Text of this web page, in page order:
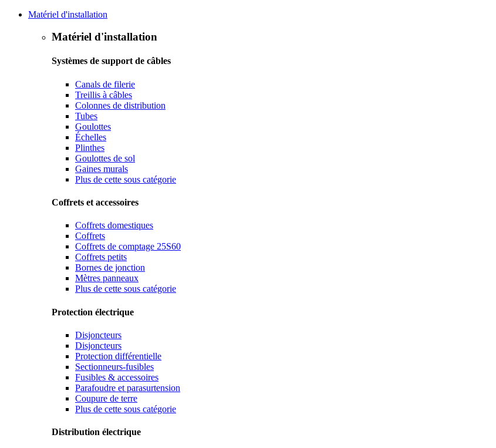
Matériel d'installation
Matériel d'installation
Systèmes de support de câbles
Canals de filerie
Treillis à câbles
Colonnes de distribution
Tubes
Goulottes
Échelles
Plinthes
Goulottes de sol
Gaines murals
Plus de cette sous catégorie
Coffrets et accessoires
Coffrets domestiques
Coffrets
Coffrets de comptage 25S60
Coffrets petits
Bornes de jonction
Mètres panneaux
Plus de cette sous catégorie
Protection électrique
Disjoncteurs
Disjoncteurs
Protection différentielle
Sectionneurs-fusibles
Fusibles & accessoires
Parafoudre et parasurtension
Coupure de terre
Plus de cette sous catégorie
Distribution électrique